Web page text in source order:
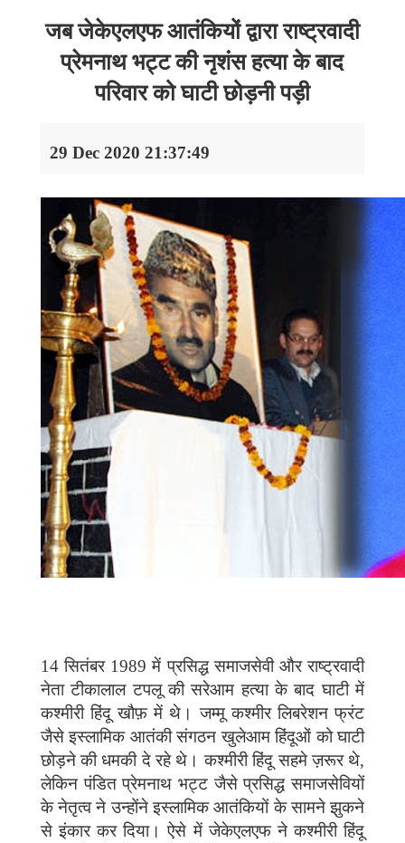
जब जेकेएलएफ आतंकियों द्वारा राष्ट्रवादी
प्रेमनाथ भट्ट की नृशंस हत्या के बाद
परिवार को घाटी छोड़नी पड़ी
29 Dec 2020 21:37:49
14 सितंबर 1989 में प्रसिद्ध समाजसेवी और राष्ट्रवादी
नेता टीकालाल टपलू की सरेआम हत्या के बाद घाटी में
कश्मीरी हिंदू खौफ़ में थे। जम्मू कश्मीर लिबरेशन फ्रंट
जैसे इस्लामिक आतंकी संगठन खुलेआम हिंदूओं को घाटी
छोड़ने की धमकी दे रहे थे। कश्मीरी हिंदू सहमे ज़रूर थे,
लेकिन पंडित प्रेमनाथ भट्ट जैसे प्रसिद्ध समाजसेवियों
के नेतृत्व ने उन्होंने इस्लामिक आतंकियों के सामने झुकने
से इंकार कर दिया। ऐसे में जेकेएलएफ ने कश्मीरी हिंदू